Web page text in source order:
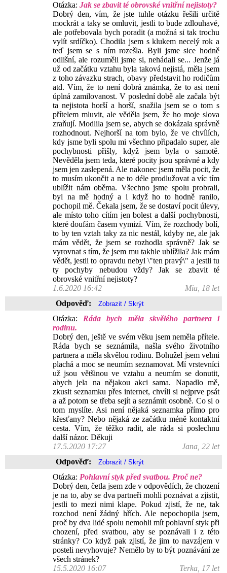
Otázka: Jak se zbavit té obrovské vnitřní nejistoty?
Dobrý den, vím, že jste tuhle otázku řešili určitě
mockrát a taky se omluvit, jestli to bude zdlouhavé,
ale potřebovala bych poradit (a možná si tak trochu
vylít srdíčko). Chodila jsem s klukem necelý rok a
teď jsem se s ním rozešla. Byli jsme sice hodně
odlišní, ale rozuměli jsme si, nehádali se... Jenže já
už od začátku vztahu byla taková nejistá, měla jsem
z toho závazku strach, obavy představit ho rodičům
atd. Vím, že to není dobrá známka, že to asi není
úplná zamilovanost. V poslední době ale začala být
ta nejistota horší a horší, snažila jsem se o tom s
přítelem mluvit, ale věděla jsem, že ho moje slova
zraňují. Modlila jsem se, abych se dokázala správně
rozhodnout. Nejhorší na tom bylo, že ve chvílích,
kdy jsme byli spolu mi všechno připadalo super, ale
pochybnosti přišly, když jsem byla o samotě.
Nevěděla jsem teda, které pocity jsou správné a kdy
jsem jen zaslepená. Ale nakonec jsem měla pocit, že
to musím ukončit a ne to déle prodlužovat a víc tím
ublížit nám oběma. Všechno jsme spolu probrali,
byl na mě hodný a i když ho to hodně ranilo,
pochopil mě. Čekala jsem, že se dostaví pocit úlevy,
ale místo toho cítím jen bolest a další pochybnosti,
které doufám časem vymizí. Vím, že rozchody bolí,
to by ten vztah taky za nic nestál, kdyby ne, ale jak
mám vědět, že jsem se rozhodla správně? Jak se
vyrovnat s tím, že jsem mu takhle ublížila? Jak mám
vědět, jestli to opravdu nebyl \"ten pravý\" a jestli tu
ty pochyby nebudou vždy? Jak se zbavit té
obrovské vnitřní nejistoty?
1.6.2020 16:42
Mia, 18 let
Odpověď:
Otázka: Ráda bych měla skvělého partnera i
rodinu.
Dobrý den, ještě ve svém věku jsem neměla přítele.
Ráda bych se seznámila, našla svého životního
partnera a měla skvělou rodinu. Bohužel jsem velmi
plachá a moc se neumím seznamovat. Mí vrstevníci
už jsou většinou ve vztahu a neumím se donutit,
abych jela na nějakou akci sama. Napadlo mě,
zkusit seznamku přes internet, chvíli si nejprve psát
a až potom se třeba sejít a seznámit osobně. Co si o
tom myslíte. Asi není nějaká seznamka přímo pro
křesťany? Nebo nějaká ze začátku méně kontaktní
cesta. Vím, že těžko radit, ale ráda si poslechnu
další názor. Děkuji
17.5.2020 17:27
Jana, 22 let
Odpověď:
Otázka: Pohlavní styk před svatbou. Proč ne?
Dobrý den, četla jsem zde v odpovědích, že chození
je na to, aby se dva partneři mohli poznávat a zjistit,
jestli to mezi nimi klape. Pokud zjistí, že ne, tak
rozchod není žádný hřích. Ale nepochopila jsem,
proč by dva lidé spolu nemohli mít pohlavní styk při
chození, před svatbou, aby se poznávali i z této
stránky? Co když pak zjistí, že jim to navzájem v
posteli nevyhovuje? Nemělo by to být poznávání ze
všech stránek?
15.5.2020 16:07
Terka, 17 let